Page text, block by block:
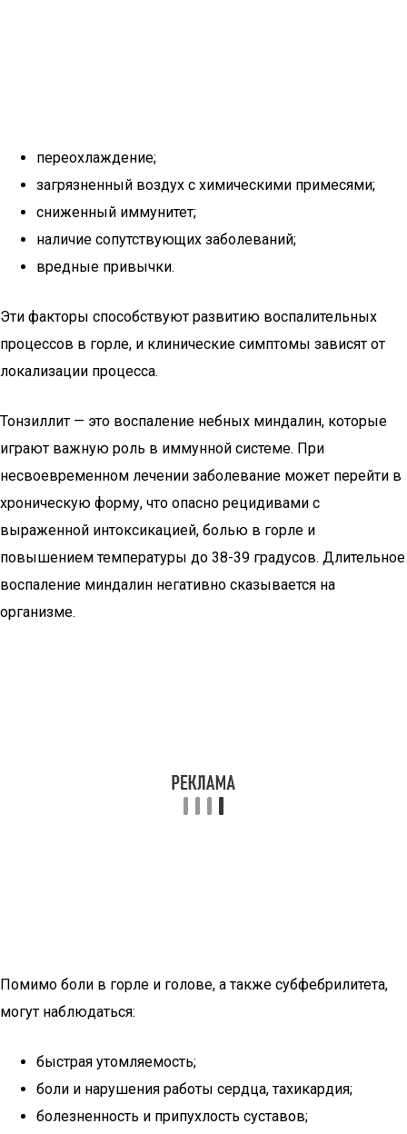
переохлаждение;
загрязненный воздух с химическими примесями;
сниженный иммунитет;
наличие сопутствующих заболеваний;
вредные привычки.
Эти факторы способствуют развитию воспалительных
процессов в горле, и клинические симптомы зависят от
локализации процесса.
Тонзиллит — это воспаление небных миндалин, которые
играют важную роль в иммунной системе. При
несвоевременном лечении заболевание может перейти в
хроническую форму, что опасно рецидивами с
выраженной интоксикацией, болью в горле и
повышением температуры до 38-39 градусов. Длительное
воспаление миндалин негативно сказывается на
организме.
Помимо боли в горле и голове, а также субфебрилитета,
могут наблюдаться:
быстрая утомляемость;
боли и нарушения работы сердца, тахикардия;
болезненность и припухлость суставов;